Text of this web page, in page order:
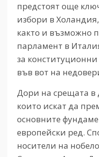
предстоят още
избори в
както и възможно
парламент в
за
във вот на
Дори на срещата в
които искат да
основните
европейски ред.
носители на